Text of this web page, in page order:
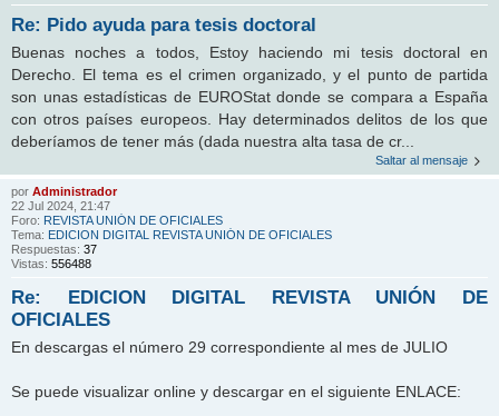
Re: Pido ayuda para tesis doctoral
Buenas noches a todos, Estoy haciendo mi tesis doctoral en
Derecho. El tema es el crimen organizado, y el punto de partida
son unas estadísticas de EUROStat donde se compara a España
con otros países europeos. Hay determinados delitos de los que
deberíamos de tener más (dada nuestra alta tasa de cr...
Saltar al mensaje
por Administrador
22 Jul 2024, 21:47
Foro: REVISTA UNIÓN DE OFICIALES
Tema: EDICION DIGITAL REVISTA UNIÓN DE OFICIALES
Respuestas: 37
Vistas: 556488
Re: EDICION DIGITAL REVISTA UNIÓN DE
OFICIALES
En descargas el número 29 correspondiente al mes de JULIO
Se puede visualizar online y descargar en el siguiente ENLACE: